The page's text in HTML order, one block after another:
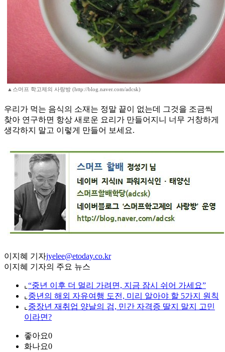
▲스머프 학고제의 사랑방 (http://blog.naver.com/adcsk)
우리가 먹는 음식의 소재는 정말 끝이 없는데 그것을 조금씩
찾아 연구하면 항상 새로운 요리가 만들어지니 너무 거창하게
생각하지 말고 이렇게 만들어 보세요.
이지혜 기자jyelee@etoday.co.kr
이지혜 기자의 주요 뉴스
⌞ “중년 이후 더 멀리 가려면, 지금 잠시 쉬어 가세요”
⌞ 중년의 해외 자유여행 도전, 미리 알아야 할 5가지 원칙
⌞ 중장년 재취업 양날의 검, 민간 자격증 딸지 말지 고민
이라면?
좋아요0
화나요0